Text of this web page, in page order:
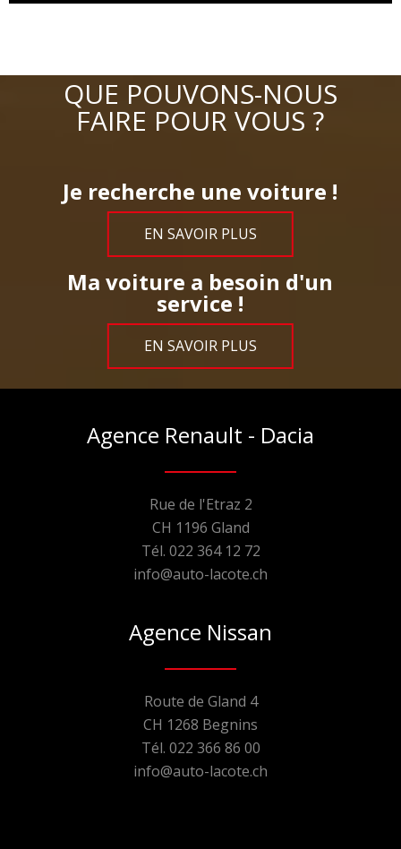
QUE POUVONS-NOUS
FAIRE POUR VOUS ?
Je recherche une voiture !
EN SAVOIR PLUS
Ma voiture a besoin d'un
service !
EN SAVOIR PLUS
Agence Renault - Dacia
Rue de l'Etraz 2
CH 1196 Gland
Tél. 022 364 12 72
info@auto-lacote.ch
Agence Nissan
Route de Gland 4
CH 1268 Begnins
Tél. 022 366 86 00
info@auto-lacote.ch